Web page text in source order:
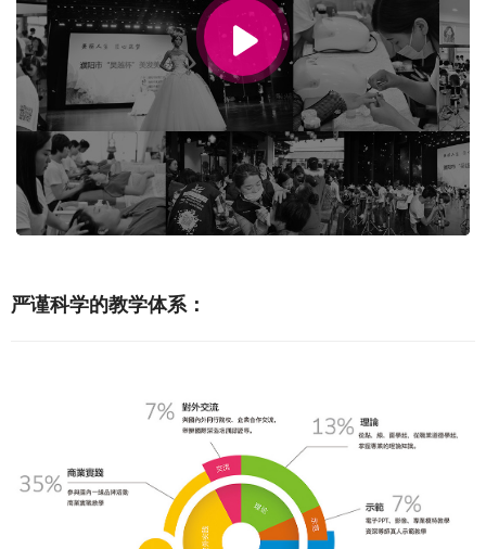
00:00 / 00:34
严谨科学的教学体系：